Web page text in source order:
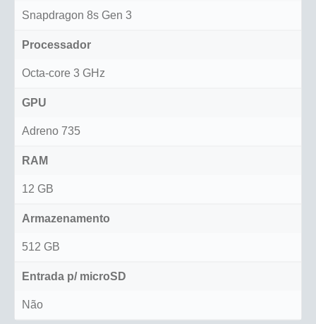
Snapdragon 8s Gen 3
Processador
Octa-core 3 GHz
GPU
Adreno 735
RAM
12 GB
Armazenamento
512 GB
Entrada p/ microSD
Não